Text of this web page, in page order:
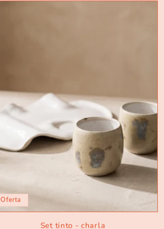
Oferta
Set tinto - charla